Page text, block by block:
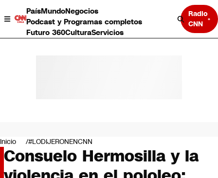
PaísMundoNegocios
Podcast y Programas completos
Futuro 360CulturaServicios
Radio
CNN
Negocios
Deportes
Programas completos
Cultura
Inicio #LODIJERONENCNN
Consuelo Hermosilla y la